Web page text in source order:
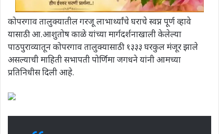
कोपरगाव तालुक्यातील गरजू लाभार्थ्यांचे घराचे स्वप्न पूर्ण व्हावे
यासाठी आ.आशुतोष काळे यांच्या मार्गदर्शनाखाली केलेल्या
पाठपुराव्यातून कोपरगाव तालुक्यासाठी १३३३ घरकुल मंजूर झाले
असल्याची माहिती सभापती पोर्णिमा जगधने यांनी आमच्या
प्रतिनिधीस दिली आहे.